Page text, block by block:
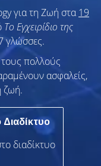
για τη Ζωή στα19
Το Εγχειρίδιο της
γλώσσες.
πολλούς
ασφαλείς,
ζωή.
διαδίκτυο